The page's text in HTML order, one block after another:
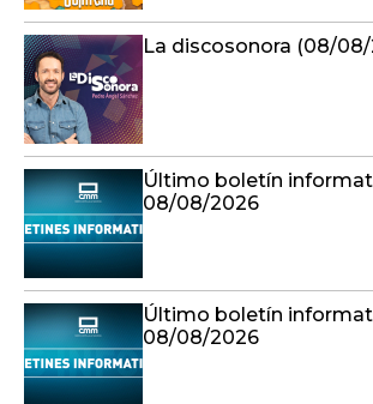
La discosonora (08/
Último boletín
08/08/2026
Último boletín
08/08/2026